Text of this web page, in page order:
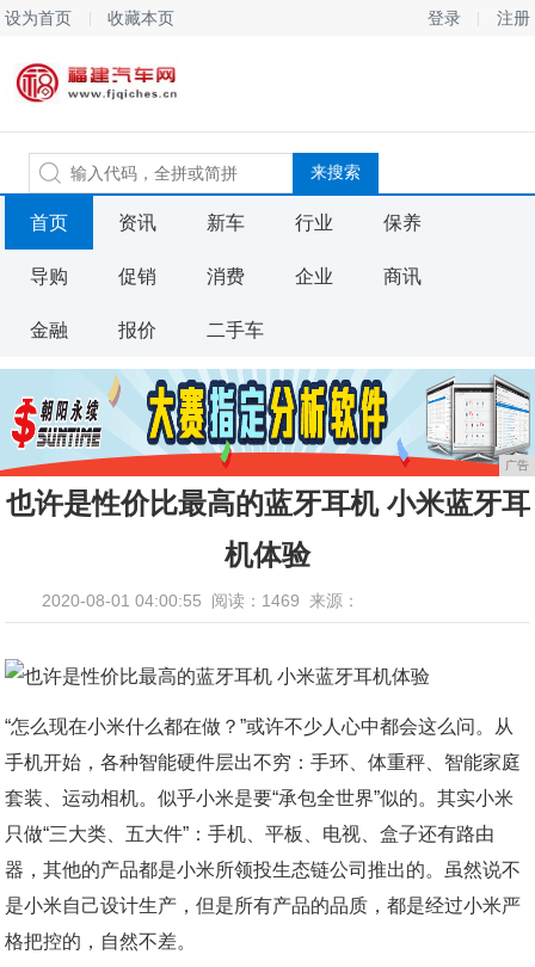
设为首页 收藏本页 登录 注册
首页 资讯 新车 行业 保养
导购 促销 消费 企业 商讯
金融 报价 二手车
广告
也许是性价比最高的蓝牙耳机 小米蓝牙耳
机体验
2020-08-01 04:00:55 阅读：1469 来源：
“怎么现在小米什么都在做？”或许不少人心中都会这么问。从
手机开始，各种智能硬件层出不穷：手环、体重秤、智能家庭
套装、运动相机。似乎小米是要“承包全世界”似的。其实小米
只做“三大类、五大件”：手机、平板、电视、盒子还有路由
器，其他的产品都是小米所领投生态链公司推出的。虽然说不
是小米自己设计生产，但是所有产品的品质，都是经过小米严
格把控的，自然不差。